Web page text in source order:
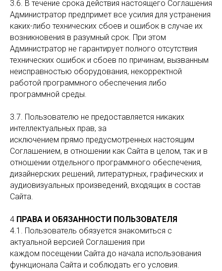
3.6. В течение срока действия настоящего Соглашения
Администратор предпримет все усилия для устранения
каких-либо технических сбоев и ошибок в случае их
возникновения в разумный срок. При этом
Администратор не гарантирует полного отсутствия
технических ошибок и сбоев по причинам, вызванным
неисправностью оборудования, некорректной
работой программного обеспечения либо
программной среды.
3.7. Пользователю не предоставляется никаких
интеллектуальных прав, за
исключением прямо предусмотренных настоящим
Соглашением, в отношении как Сайта в целом, так и в
отношении отдельного программного обеспечения,
дизайнерских решений, литературных, графических и
аудиовизуальных произведений, входящих в состав
Сайта.
4 ПРАВА И ОБЯЗАННОСТИ ПОЛЬЗОВАТЕЛЯ
4.1. Пользователь обязуется знакомиться с
актуальной версией Соглашения при
каждом посещении Сайта до начала использования
функционала Сайта и соблюдать его условия.